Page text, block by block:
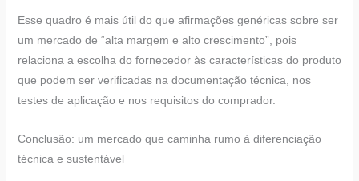
Esse quadro é mais útil do que afirmações genéricas sobre ser
um mercado de “alta margem e alto crescimento”, pois
relaciona a escolha do fornecedor às características do produto
que podem ser verificadas na documentação técnica, nos
testes de aplicação e nos requisitos do comprador.
Conclusão: um mercado que caminha rumo à diferenciação
técnica e sustentável